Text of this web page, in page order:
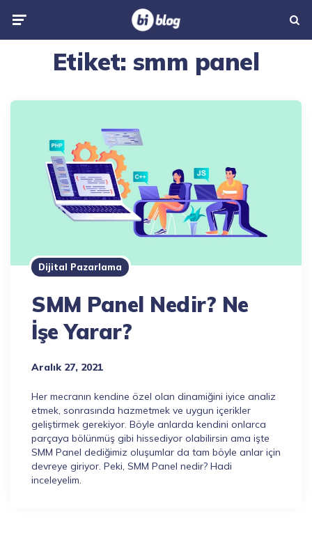
Etiket: smm panel
Dijital Pazarlama
SMM Panel Nedir? Ne
İşe Yarar?
Aralık 27, 2021
Her mecranın kendine özel olan dinamiğini iyice analiz
etmek, sonrasında hazmetmek ve uygun içerikler
geliştirmek gerekiyor. Böyle anlarda kendini onlarca
parçaya bölünmüş gibi hissediyor olabilirsin ama işte
SMM Panel dediğimiz oluşumlar da tam böyle anlar için
devreye giriyor. Peki, SMM Panel nedir? Hadi
inceleyelim.